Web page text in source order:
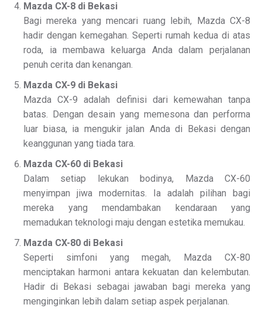
Mazda CX-8 di Bekasi
Bagi mereka yang mencari ruang lebih, Mazda CX-8
hadir dengan kemegahan. Seperti rumah kedua di atas
roda, ia membawa keluarga Anda dalam perjalanan
penuh cerita dan kenangan.
Mazda CX-9 di Bekasi
Mazda CX-9 adalah definisi dari kemewahan tanpa
batas. Dengan desain yang memesona dan performa
luar biasa, ia mengukir jalan Anda di Bekasi dengan
keanggunan yang tiada tara.
Mazda CX-60 di Bekasi
Dalam setiap lekukan bodinya, Mazda CX-60
menyimpan jiwa modernitas. Ia adalah pilihan bagi
mereka yang mendambakan kendaraan yang
memadukan teknologi maju dengan estetika memukau.
Mazda CX-80 di Bekasi
Seperti simfoni yang megah, Mazda CX-80
menciptakan harmoni antara kekuatan dan kelembutan.
Hadir di Bekasi sebagai jawaban bagi mereka yang
menginginkan lebih dalam setiap aspek perjalanan.